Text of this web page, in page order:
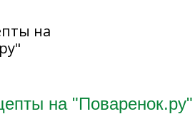
на
на "Поваренок.ру"